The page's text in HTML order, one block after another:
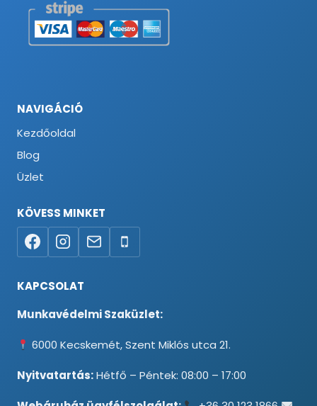
NAVIGÁCIÓ
Kezdőoldal
Blog
Üzlet
KÖVESS MINKET
KAPCSOLAT
Munkavédelmi Szaküzlet:
6000 Kecskemét, Szent Miklós utca 21.
Nyitvatartás:Hétfő – Péntek: 08:00 – 17:00